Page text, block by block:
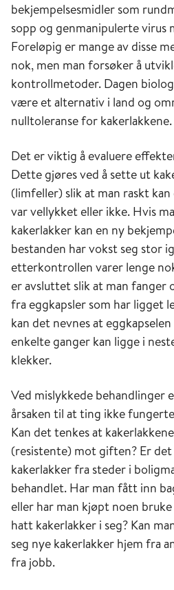
bekjempelsesmidler som
sopp og genmanipulerte virus
Foreløpig er mange av disse
nok, men man forsøker å
kontrollmetoder. Dagen
være et alternativ i land og
nulltoleranse for kakerlakkene.
Det er viktig å evaluere
Dette gjøres ved å sette ut
(limfeller) slik at man raskt
var vellykket eller ikke. Hvis
kakerlakker kan en ny
bestanden har vokst seg stor
etterkontrollen varer lenge
er avsluttet slik at man
fra eggkapsler som har ligget
kan det nevnes at
enkelte ganger kan ligge i
klekker.
Ved mislykkede behandlinger
årsaken til at ting ikke
Kan det tenkes at
(resistente) mot giften? Er det
kakerlakker fra steder i
behandlet. Har man fått inn
eller har man kjøpt noen
hatt kakerlakker i seg? Kan
seg nye kakerlakker hjem fra
fra jobb.